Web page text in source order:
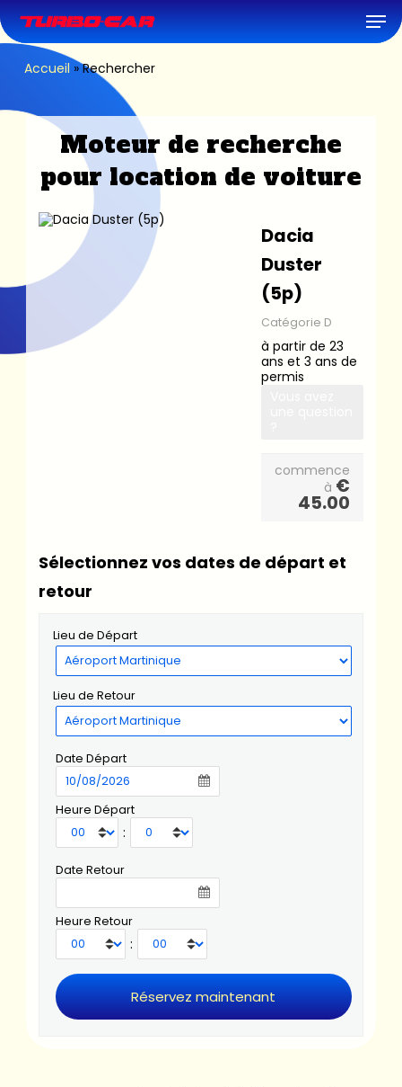
to
main
content
Accueil »Rechercher
Moteur de recherche
pour location de voiture
Dacia
Duster
(5p)
Catégorie D
à partir de 23
ans et 3 ans de
permis
commence
à €
45.00
Sélectionnez vos dates de départ et
retour
Lieu de Départ
Lieu de Retour
Date Départ
Heure Départ
:
Date Retour
Heure Retour
: